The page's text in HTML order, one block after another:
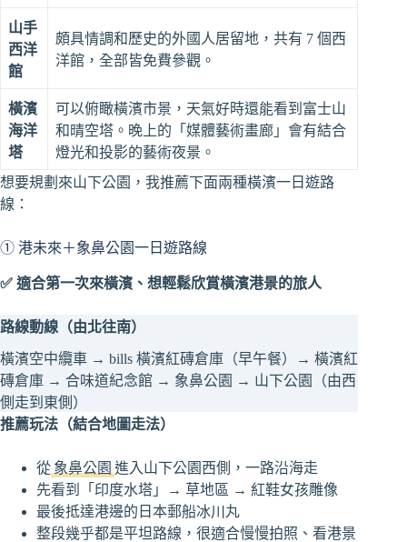
山手
西洋
館
頗具情調和歷史的外國人居留地，共有 7 個西
洋館，全部皆免費參觀。
橫濱
海洋
塔
可以俯瞰橫濱市景，天氣好時還能看到富士山
和晴空塔。晚上的「媒體藝術畫廊」會有結合
燈光和投影的藝術夜景。
想要規劃來山下公園，我推薦下面兩種橫濱一日遊路
線：
① 港未來＋象鼻公園一日遊路線
✅ 適合第一次來橫濱、想輕鬆欣賞橫濱港景的旅人
路線動線（由北往南）
橫濱空中纜車 → bills 橫濱紅磚倉庫（早午餐）→ 橫濱紅
磚倉庫 → 合味道紀念館 → 象鼻公園 → 山下公園（由西
側走到東側）
推薦玩法（結合地圖走法）
從 象鼻公園 進入山下公園西側，一路沿海走
先看到「印度水塔」→ 草地區 → 紅鞋女孩雕像
最後抵達港邊的日本郵船冰川丸
整段幾乎都是平坦路線，很適合慢慢拍照、看港景